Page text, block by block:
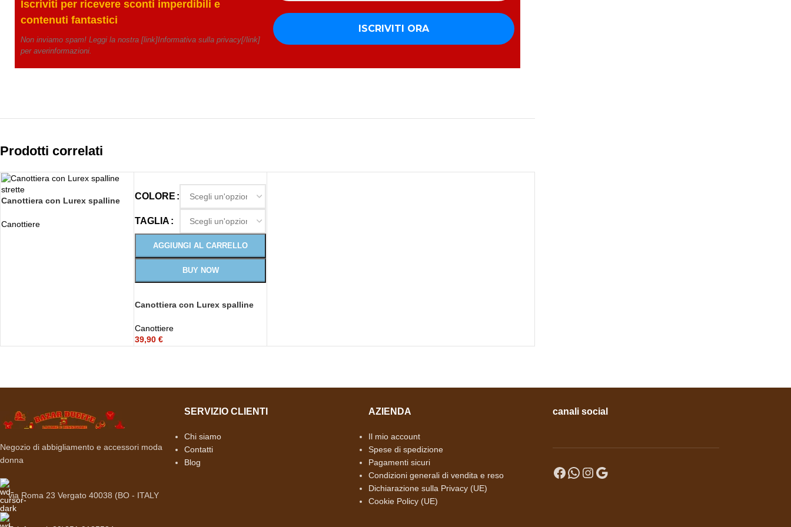
Iscriviti per ricevere sconti imperdibili e
contenuti fantastici
Non inviamo spam! Leggi la nostra [link]Informativa sulla privacy[/link]
per averinformazioni.
Prodotti correlati
Canottiera con Lurex spalline
Canottiere
COLORE
TAGLIA
AGGIUNGI AL CARRELLO
BUY NOW
Canottiera con Lurex spalline
Canottiere
39,90 €
Negozio di abbigliamento e accessori moda
donna
via Roma 23 Vergato 40038 (BO - ITALY
SERVIZIO CLIENTI
Chi siamo
Contatti
Blog
AZIENDA
Il mio account
Spese di spedizione
Pagamenti sicuri
Condizioni generali di vendita e reso
Dichiarazione sulla Privacy (UE)
Cookie Policy (UE)
canali social